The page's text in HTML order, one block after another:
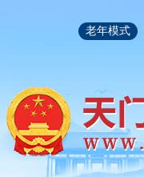
老年模式